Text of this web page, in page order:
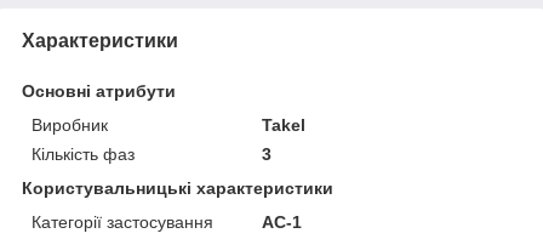
Характеристики
Основні атрибути
Виробник
Takel
Кількість фаз
3
Користувальницькі характеристики
Категорії застосування
AC-1